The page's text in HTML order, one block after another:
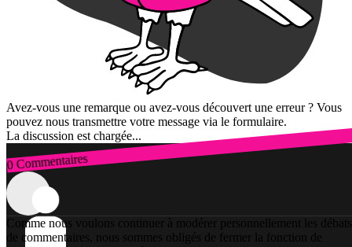
Avez-vous une remarque ou avez-vous découvert une erreur ? Vous
pouvez nous transmettre votre message via le formulaire.
La discussion est chargée...
0 Commentaires
Connexion
Comme nous voulons continuer à modérer personnellement les débats
de commentaires, nous sommes obligés de fermer la fonction de